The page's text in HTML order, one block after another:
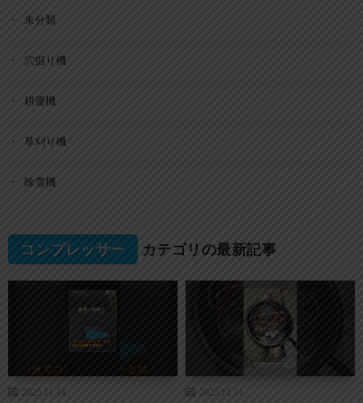
未分類
穴掘り機
耕運機
草刈り機
除雪機
コンプレッサー カテゴリの最新記事
2025.11.14 2025.11.14